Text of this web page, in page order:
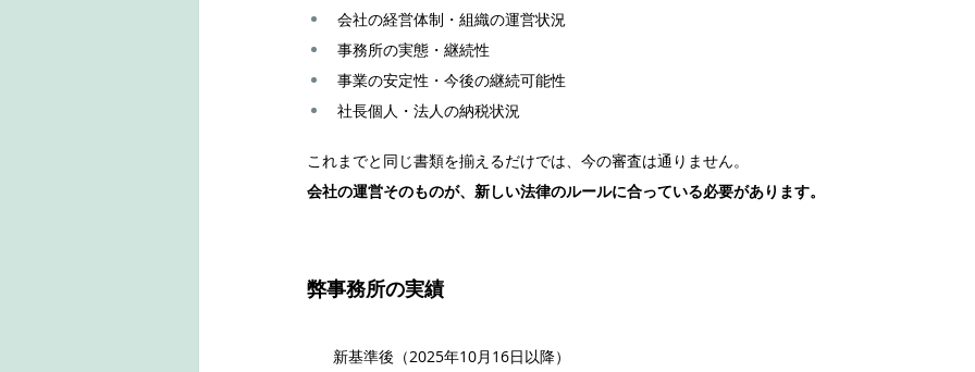
会社の経営体制・組織の運営状況
事務所の実態・継続性
事業の安定性・今後の継続可能性
社長個人・法人の納税状況
これまでと同じ書類を揃えるだけでは、今の審査は通りません。
会社の運営そのものが、新しい法律のルールに合っている必要があります。
弊事務所の実績
新基準後（2025年10月16日以降）